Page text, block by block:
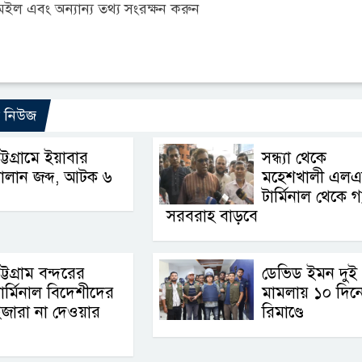
এবং অন্যান্য তথ্য সংরক্ষন করুন
নিউজ
ইয়াবার
জব্দ, আটক ৬
সন্ধ্যা থেকে
মহেশখালী
টার্মিনাল থেকে
সরবরাহ বাড়বে
বন্দরের
বিদেশীদের
না দেওয়ার
ডেভিড ইমন দুই
মামলায় ১০
রিমাণ্ডে